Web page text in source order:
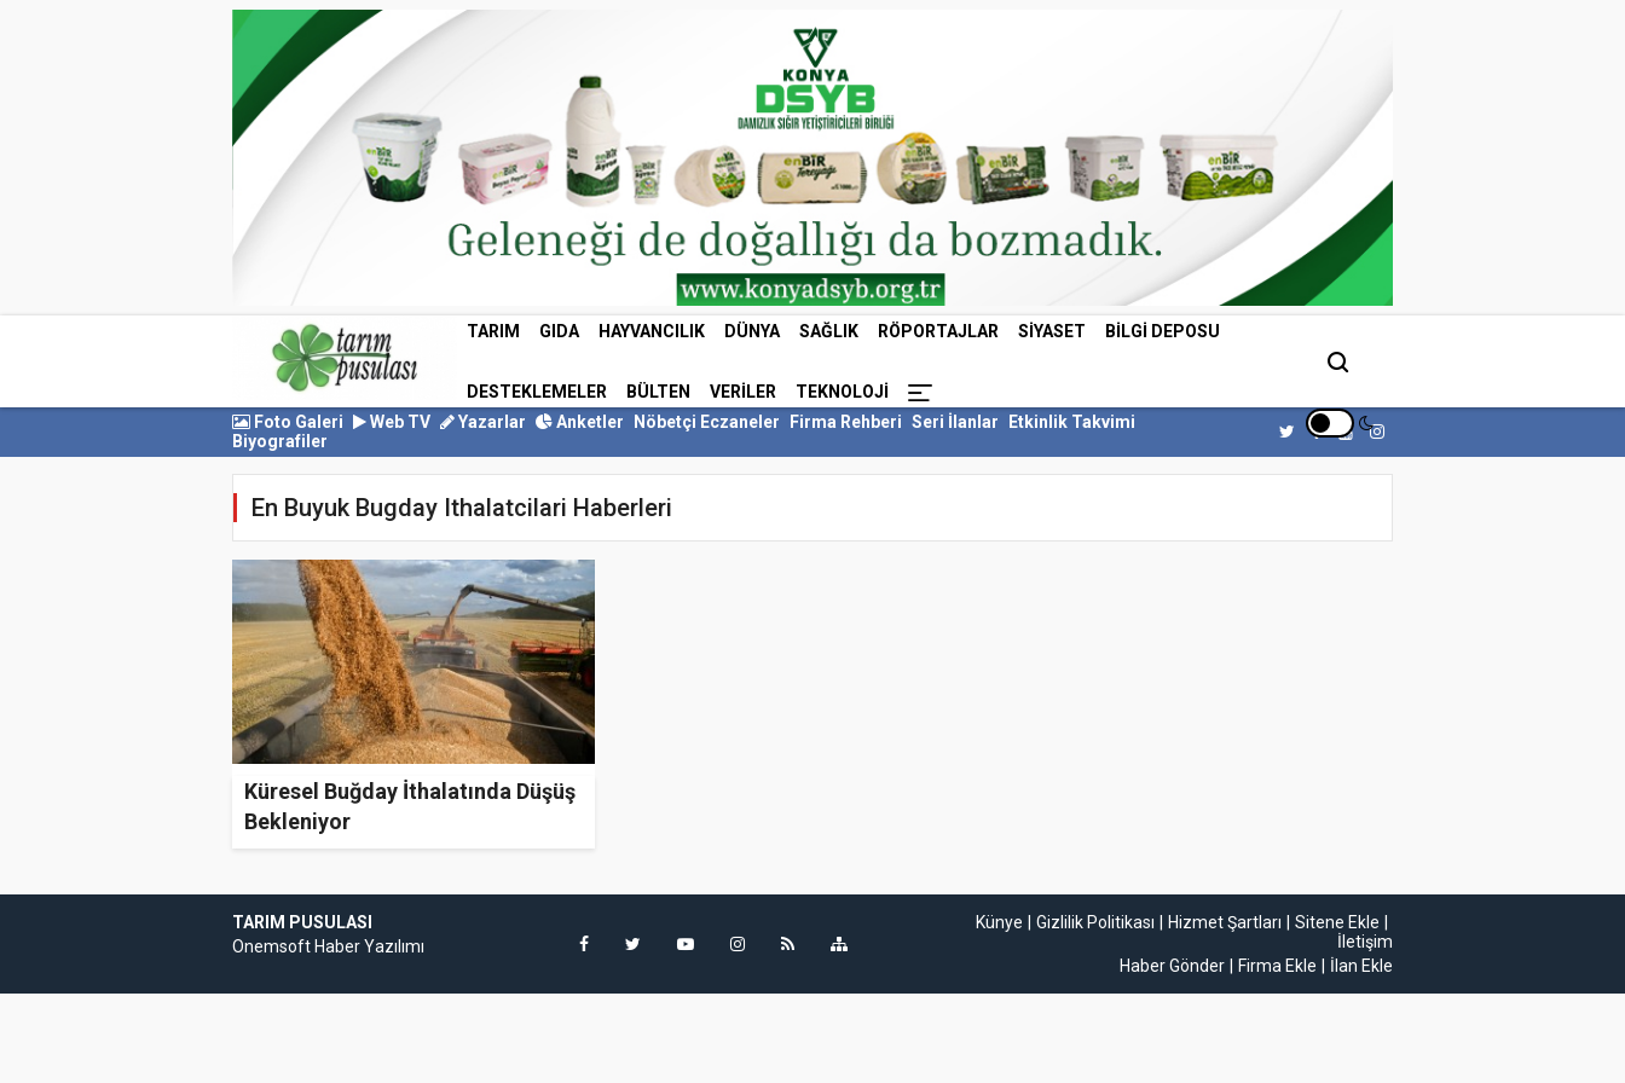
TARIM GIDA HAYVANCILIK DÜNYA SAĞLIK RÖPORTAJLAR SIYASET BILGI DEPOSU
DESTEKLEMELER BÜLTEN VERILER
TEKNOLOJI
Foto Galeri
Web TV Yazarlar Anketler Nöbetçi Eczaneler Firma Rehberi Seri İlanlar
Etkinlik Takvimi
Biyografiler
En Buyuk Bugday Ithalatcilari Haberleri
Küresel Buğday İthalatında Düşüş
Bekleniyor
TARIM PUSULASI
OnemsoftHaber Yazılımı
Künye Gizlilik Politikası Hizmet Şartları
Sitene Ekle
İletişim
Haber Gönder
Firma Ekle İlan Ekle